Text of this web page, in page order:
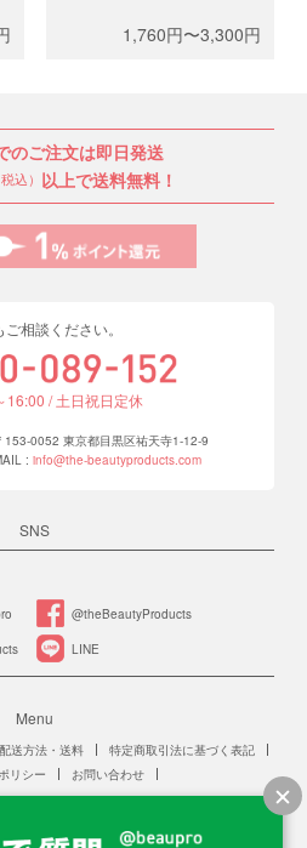
ッシュを低価格で。0.5gと1g
からお選びください。
1,760円〜3,300円
のご注文は即日発送
税込） 以上で送料無料！
相談ください。
16:00 / 土日祝日定休
153-0052 東京都目黒区祐天寺1-12-9
: info@the-beautyproducts.com
SNS
@theBeautyProducts
LINE
Menu
配送方法・送料
特定商取引法に基づく表記
リシー
お問い合わせ
師法に規定する「美容」に該当します。
美容所登録が必要です。また、施術を行う人は